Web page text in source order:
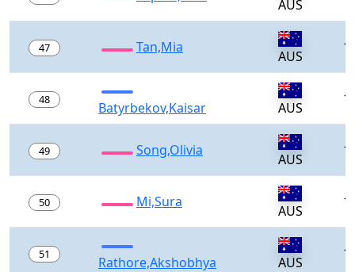
AUS
47 Tan,Mia
AUS
48 Batyrbekov,Kaisar AUS
49 Song,Olivia
AUS
50 Mi,Sura
AUS
51 Rathore,Akshobhya AUS